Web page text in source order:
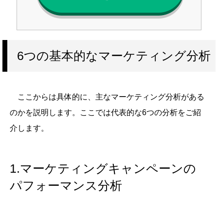
6つの基本的なマーケティング分析
ここからは具体的に、主なマーケティング分析がある
のかを説明します。ここでは代表的な6つの分析をご紹
介します。
1.マーケティングキャンペーンの
パフォーマンス分析